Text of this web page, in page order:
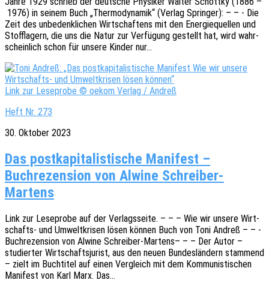
1976) in seinem Buch „Ther­mo­dy­na­mik“ (Verlag Sprin­ger): – – - Die
Zeit des unbe­denk­li­chen Wirt­schaf­tens mit den Ener­gie­quel­len und
Stoff­la­gern, die uns die Natur zur Verfü­gung gestellt hat, wird wahr­
schein­lich schon für unsere Kinder nur…
Link zur Leseprobe © oekom Verlag / Andreß
Heft Nr. 273
30. Oktober 2023
Das postkapitalistische Manifest –
Buchrezension von Alwine Schreiber-
Martens
Link zur Lese­pro­be auf der Verlags­sei­te. – – – Wie wir unsere Wirt­­
schafts- und Umwelt­kri­sen lösen können Buch von Toni Andreß – – -
Buch­re­zen­si­on von Alwine Schrei­ber-Martens– – – Der Autor –
studier­ter Wirt­schafts­ju­rist, aus den neuen Bundes­län­dern stam­mend
– zielt im Buch­ti­tel auf einen Vergleich mit dem Kommu­nis­ti­schen
Mani­fest von Karl Marx. Das…